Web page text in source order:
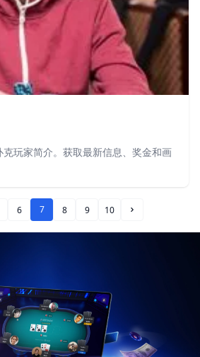
玩家简介。获取最新信息、奖金和画
6 7 8 9 10 Next Page